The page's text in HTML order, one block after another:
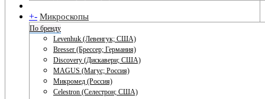
+- Микроскопы
По бренду
Levenhuk (Левенгук; США)
Bresser (Брессер; Германия)
Discovery (Дискавери; США)
MAGUS (Магус; Россия)
Микромед (Россия)
Celestron (Селестрон; США)